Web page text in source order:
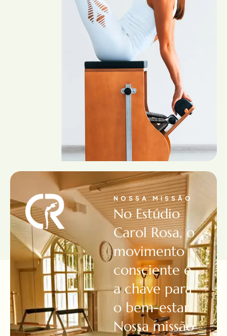
NOSSA MISSÃO
No Estúdio
Carol Rosa, o
movimento
consciente é
a chave para
o bem-estar.
Nossa missão